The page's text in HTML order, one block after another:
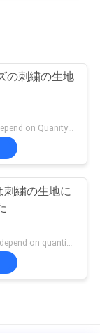
の刺繍の生地
USD8-12/Y Depend on Quanity MOQ:10yards
刺繍の生地に
Negotiation depend on quantity MOQ:10yards